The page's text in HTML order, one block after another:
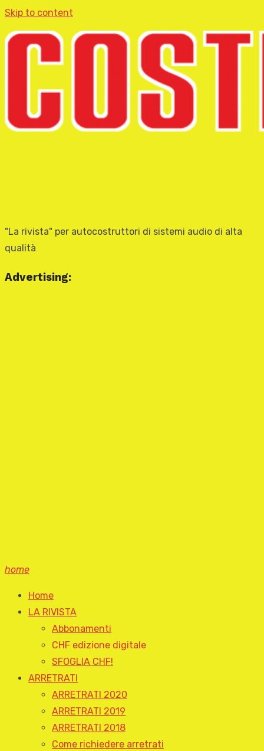
Skip to content
"La rivista" per autocostruttori di sistemi audio di alta
qualità
Advertising:
home
Home
LA RIVISTA
Abbonamenti
CHF edizione digitale
SFOGLIA CHF!
ARRETRATI
ARRETRATI 2020
ARRETRATI 2019
ARRETRATI 2018
Come richiedere arretrati